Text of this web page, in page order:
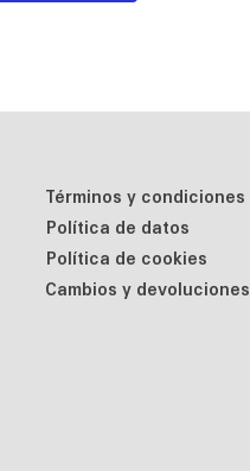
Términos y condiciones
Política de datos
Política de cookies
Cambios y devoluciones